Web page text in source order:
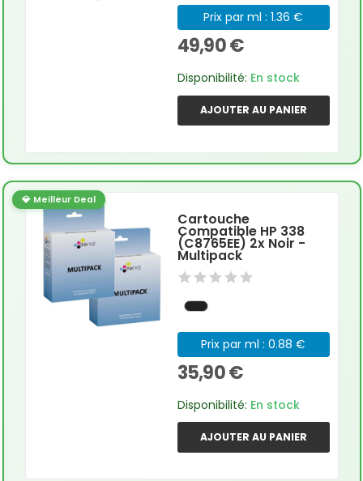
Prix par ml : 1.36 €
49,90 €
Disponibilité: En stock
AJOUTER AU PANIER
💎 Meilleur Deal
Cartouche
Compatible HP 338
(C8765EE) 2x Noir -
Multipack
Prix par ml : 0.88 €
35,90 €
Disponibilité: En stock
AJOUTER AU PANIER